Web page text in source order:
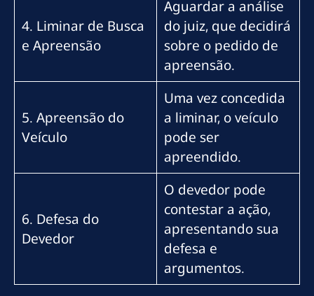
4. Liminar de Busca
e Apreensão
Aguardar a análise
do juiz, que decidirá
sobre o pedido de
apreensão.
5. Apreensão do
Veículo
Uma vez concedida
a liminar, o veículo
pode ser
apreendido.
6. Defesa do
Devedor
O devedor pode
contestar a ação,
apresentando sua
defesa e
argumentos.